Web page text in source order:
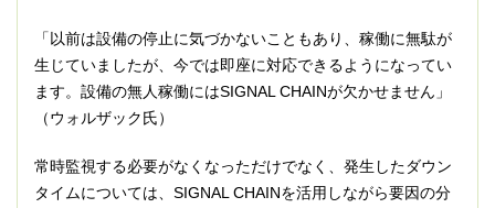
「以前は設備の停止に気づかないこともあり、稼働に無駄が
生じていましたが、今では即座に対応できるようになってい
ます。設備の無人稼働にはSIGNAL CHAINが欠かせません」
（ウォルザック氏）
常時監視する必要がなくなっただけでなく、発生したダウン
タイムについては、SIGNAL CHAINを活用しながら要因の分